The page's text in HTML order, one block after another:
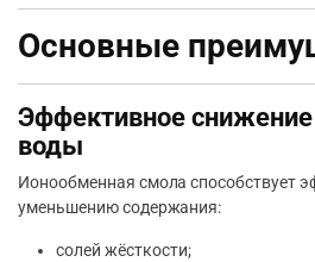
Основные
Эффективное
воды
Ионообменная смола способствует
уменьшению содержания:
солей жёсткости;